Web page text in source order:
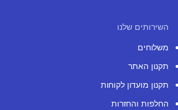
השירותים שלנו
משלוחים
תקנון האתר
תקנון מועדון לקוחות
החלפות והחזרות